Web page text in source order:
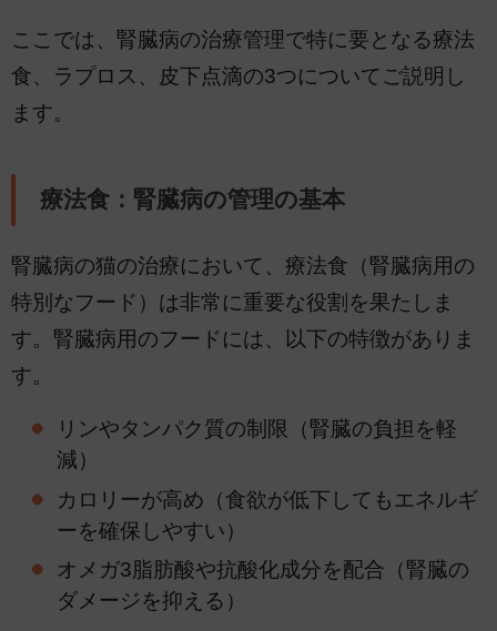
ここでは、腎臓病の治療管理で特に要となる療法
食、ラプロス、皮下点滴の3つについてご説明し
ます。
療法食：腎臓病の管理の基本
腎臓病の猫の治療において、療法食（腎臓病用の
特別なフード）は非常に重要な役割を果たしま
す。腎臓病用のフードには、以下の特徴がありま
す。
リンやタンパク質の制限（腎臓の負担を軽
減）
カロリーが高め（食欲が低下してもエネルギ
ーを確保しやすい）
オメガ3脂肪酸や抗酸化成分を配合（腎臓の
ダメージを抑える）